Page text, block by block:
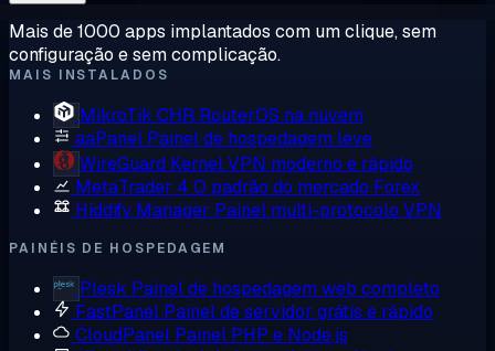
Mais de 1000 apps implantados com um clique, sem
configuração e sem complicação.
MAIS INSTALADOS
MikroTik CHR RouterOS na nuvem
aaPanel Painel de hospedagem leve
WireGuard Kernel VPN moderno e rápido
MetaTrader 4 O padrão do mercado Forex
Hiddify Manager Painel multi-protocolo VPN
PAINÉIS DE HOSPEDAGEM
Plesk Painel de hospedagem web completo
FastPanel Painel de servidor grátis e rápido
CloudPanel Painel PHP e Node.js